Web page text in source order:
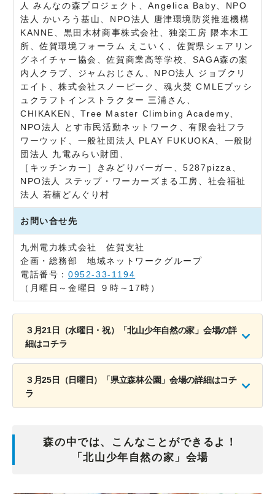
人 みんなの森プロジェクト、Angelica Baby、NPO
法人 かいろう基山、NPO法人 唐津環境防災推進機構
KANNE、黒田木材商事株式会社、独楽工房 隈本木工
所、佐賀環境フォーラム えこいく、佐賀県シェアリン
グネイチャー協会、佐賀商業高等学校、SAGA森の案
内人クラブ、ジャムおじさん、NPO法人 ジョブクリ
エイト、株式会社スノーピーク、魂火焚 CMLEブッシ
ュクラフトインストラクター 三浦さん、
CHIKAKEN、Tree Master Climbing Academy、
NPO法人 とす市民活動ネットワーク、有限会社フラ
ワーウッド、一般社団法人 PLAY FUKUOKA、一般財
団法人 九電みらい財団、
［キッチンカー］きみどりバーガー、5287pizza、
NPO法人 ステップ・ワーカーズまる工房、社会福祉
法人 若楠どんぐり村
お問い合せ先
九州電力株式会社 佐賀支社
企画・総務部 地域ネットワークグループ
電話番号： 0952-33-1194
（月曜日～金曜日 ９時～17時）
３月21日（水曜日・祝）「北山少年自然の家」会場の詳
細はコチラ
３月25日（日曜日）「県立森林公園」会場の詳細はコチ
ラ
森の中では、こんなことができるよ！
「北山少年自然の家」会場